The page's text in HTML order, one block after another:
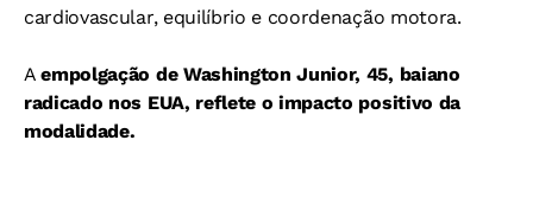
cardiovascular, equilíbrio e coordenação motora.
Aempolgação de Washington Junior, 45, baiano
radicado nos EUA, reflete o impacto positivo da
modalidade.